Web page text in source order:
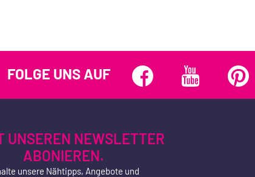
FOLGE UNS AUF
UNSEREN NEWSLETTER
ABONIEREN.
unsere Nähtipps, Angebote und